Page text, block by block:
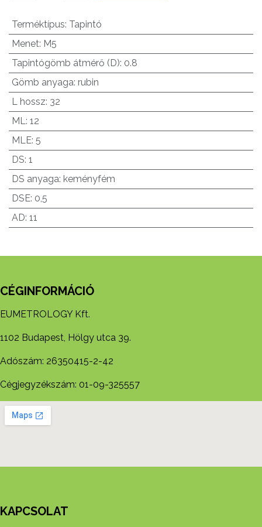
Terméktípus: Tapintó
Menet: M5
Tapintógömb átmérő (D): 0.8
Gömb anyaga: rubin
L hossz: 32
ML: 12
MLE: 5
DS: 1
DS anyaga: keményfém
DSE: 0,5
AD: 11
CÉGINFORMÁCIÓ
EUMETROLOGY Kft.
1102 Budapest, Hölgy utca 39.
Adószám: 26350415-2-42
Cégjegyzékszám: 01-09-325557
KAPCSOLAT